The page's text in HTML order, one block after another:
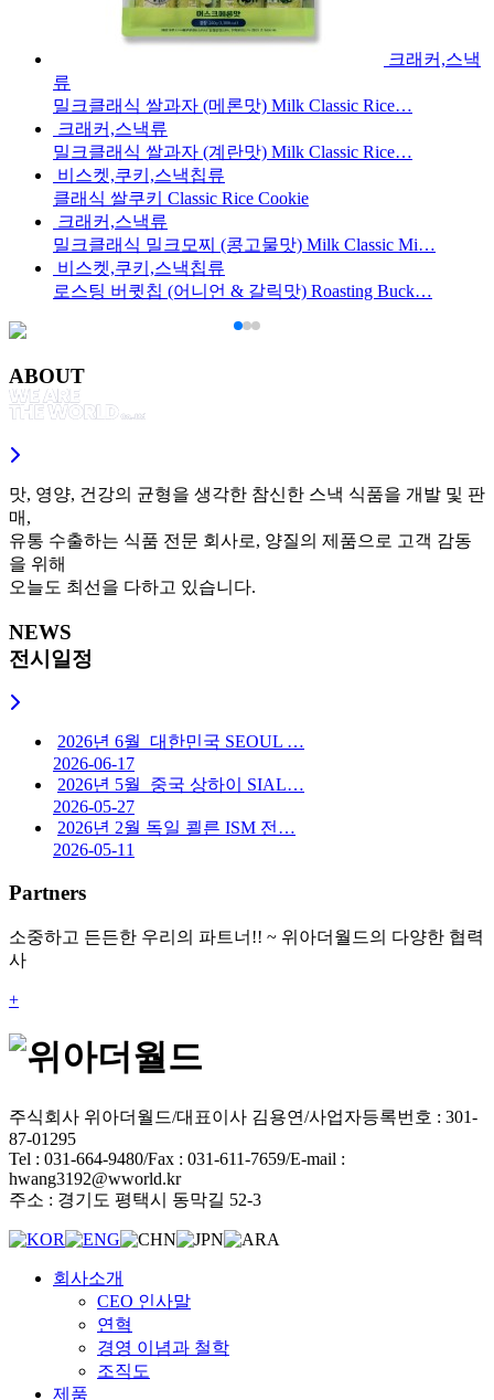
크래커,스낵
류
밀크클래식 쌀과자 (메론맛) Milk Classic Rice…
크래커,스낵류
밀크클래식 쌀과자 (계란맛) Milk Classic Rice…
비스켓,쿠키,스낵칩류
클래식 쌀쿠키 Classic Rice Cookie
크래커,스낵류
밀크클래식 밀크모찌 (콩고물맛) Milk Classic Mi…
비스켓,쿠키,스낵칩류
로스팅 버큇칩 (어니언 & 갈릭맛) Roasting Buck…
ABOUT
맛, 영양, 건강의 균형을 생각한 참신한 스낵 식품을 개발 및 판
매,
유통 수출하는 식품 전문 회사로, 양질의 제품으로 고객 감동
을 위해
오늘도 최선을 다하고 있습니다.
NEWS
전시일정
2026년 6월_대한민국 SEOUL …
2026-06-17
2026년 5월_중국 상하이 SIAL…
2026-05-27
2026년 2월 독일 쾰른 ISM 전…
2026-05-11
Partners
소중하고 든든한 우리의 파트너!! ~ 위아더월드의 다양한 협력
사
+
주식회사 위아더월드/대표이사 김용연/사업자등록번호 : 301-
87-01295
Tel : 031-664-9480/Fax : 031-611-7659/E-mail :
hwang3192@wworld.kr
주소 : 경기도 평택시 동막길 52-3
회사소개
CEO 인사말
연혁
경영 이념과 철학
조직도
제품